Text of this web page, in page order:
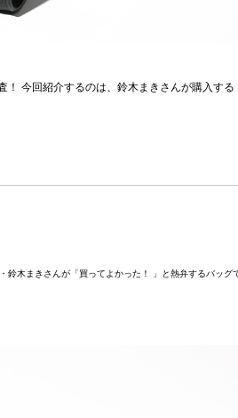
今回紹介するのは、鈴木まきさんが購入する
鈴木まきさんが「買ってよかった！ 」と熱弁するバッグ